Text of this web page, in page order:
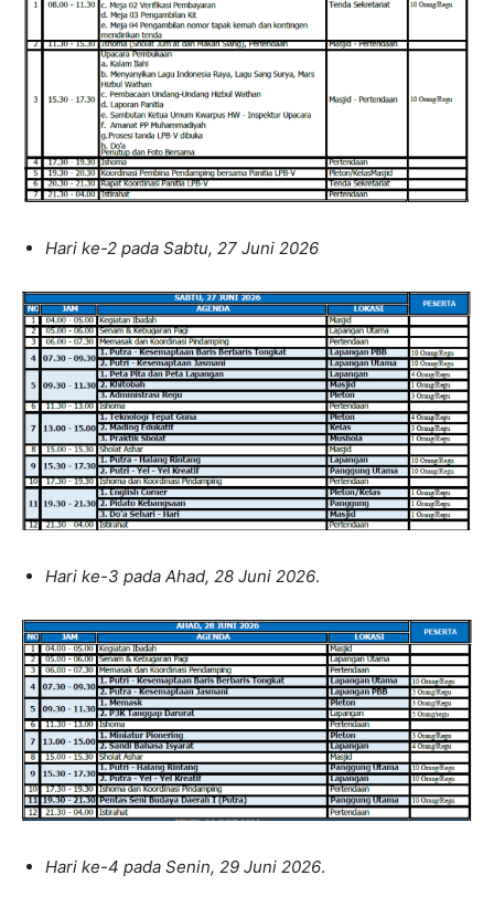
Hari ke-2 pada Sabtu, 27 Juni 2026
Hari ke-3 pada Ahad, 28 Juni 2026.
Hari ke-4 pada Senin, 29 Juni 2026.